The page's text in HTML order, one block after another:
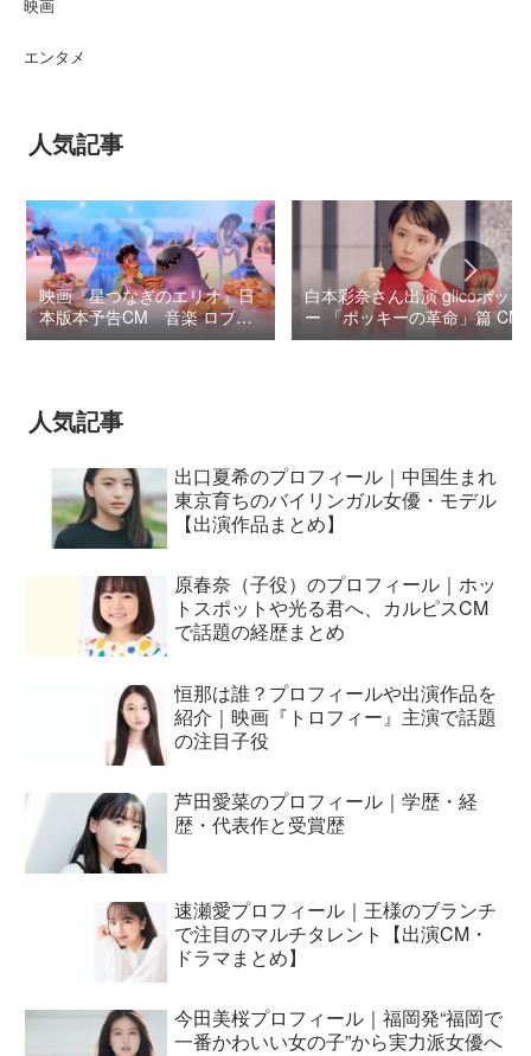
映画
エンタメ
人気記事
映画『星つなぎのエリオ』日
本版本予告CM 音楽 ロブ・
シモンセン /
白本彩奈さん出演 glicoポッキ
ー 「ポッキーの革命」篇 CM
人気記事
出口夏希のプロフィール｜中国生まれ
東京育ちのバイリンガル女優・モデル
【出演作品まとめ】
原春奈（子役）のプロフィール｜ホッ
トスポットや光る君へ、カルピスCM
で話題の経歴まとめ
恒那は誰？プロフィールや出演作品を
紹介｜映画『トロフィー』主演で話題
の注目子役
芦田愛菜のプロフィール｜学歴・経
歴・代表作と受賞歴
速瀬愛プロフィール｜王様のブランチ
で注目のマルチタレント【出演CM・
ドラマまとめ】
今田美桜プロフィール｜福岡発“福岡で
一番かわいい女の子”から実力派女優へ